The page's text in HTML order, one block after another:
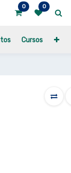
0 0
Cursos